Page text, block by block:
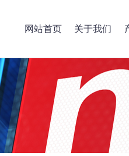
网站首页 关于我们